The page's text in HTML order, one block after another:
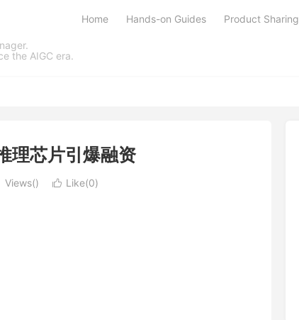
the AIGC era.
Home Hands-on Guides Product Sharing
理芯片引爆融资
Views()  Like(0)